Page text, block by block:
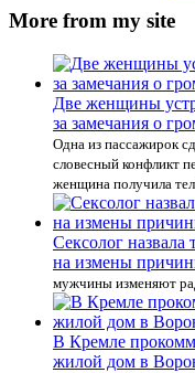
More from my site
Две женщины
за замечания о
Одна из пассажирок
словесный конфликт
женщина получила
Сексолог
на измены
мужчины изменяют
В Кремле
жилой дом в